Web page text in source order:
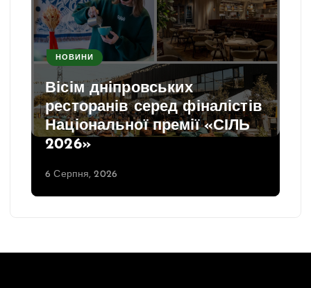
НОВИНИ
Вісім дніпровських
ресторанів серед фіналістів
Національної премії «СІЛЬ
2026»
6 Серпня, 2026